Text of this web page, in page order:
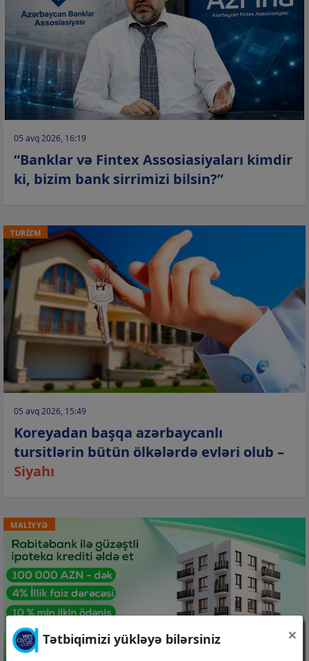
05 avq 2026, 16:19
“Banklar və Fintex Assosiasiyaları kimdir
ki, bizim bank sirrimizi bilsin?”
TURİZM
05 avq 2026, 15:49
Koreyadan başqa azərbaycanlı
tursitlərin bütün ölkələrdə evləri olub –
Siyahı
MALİYYƏ
Tətbiqimizi yükləyə bilərsiniz ×